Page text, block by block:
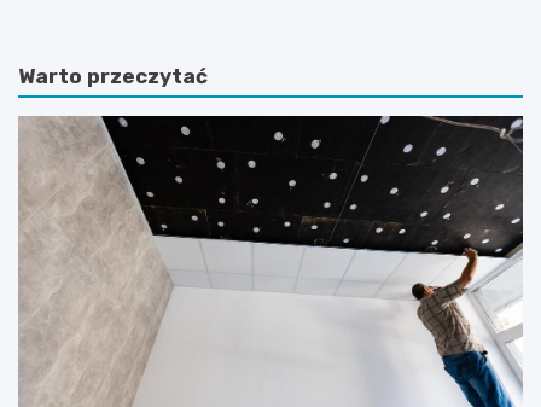
n
y
d
c
z
k
e
,
e
t
a
e
p
o
c
w
Warto przeczytać